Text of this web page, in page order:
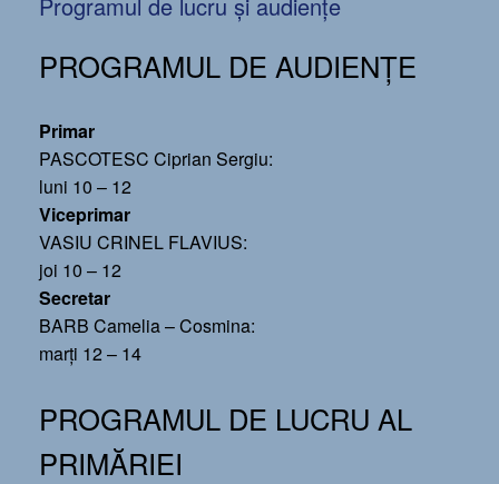
Programul de lucru și audiențe
PROGRAMUL DE AUDIENȚE
Primar
PASCOTESC Ciprian Sergiu:
luni 10 – 12
Viceprimar
VASIU CRINEL FLAVIUS:
joi 10 – 12
Secretar
BARB Camelia – Cosmina:
marți 12 – 14
PROGRAMUL DE LUCRU AL
PRIMĂRIEI